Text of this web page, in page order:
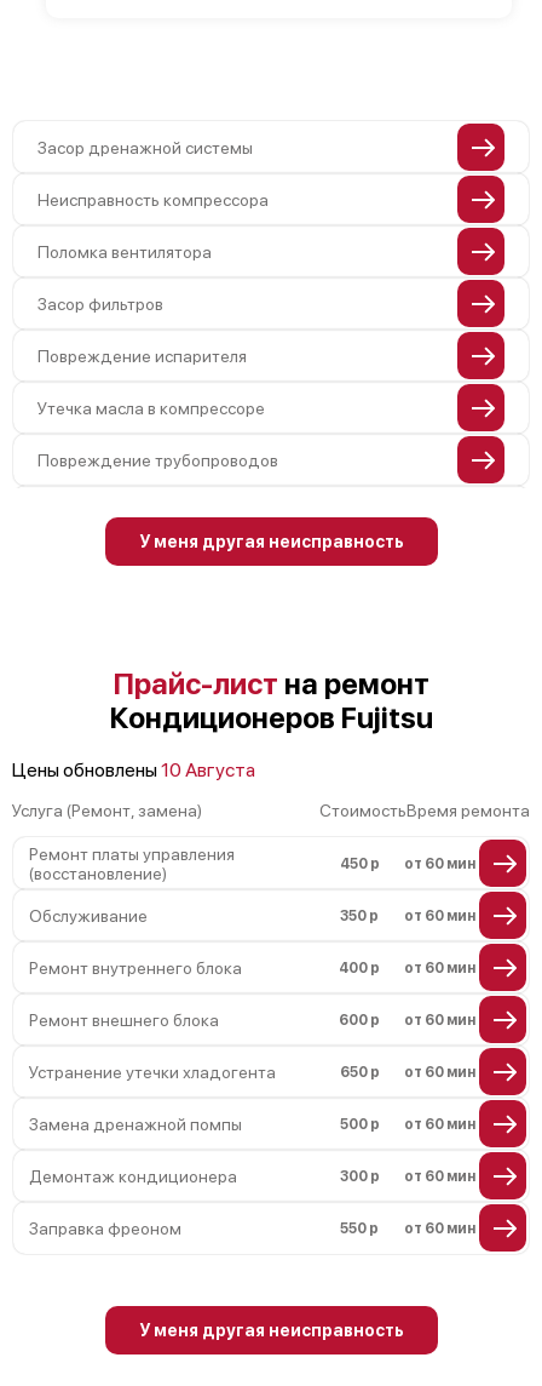
Засор дренажной системы
Неисправность компрессора
Поломка вентилятора
Засор фильтров
Повреждение испарителя
Утечка масла в компрессоре
Повреждение трубопроводов
Поломка подшипников вентилятора
У меня другая неисправность
Прайс-лист на ремонт
Кондиционеров Fujitsu
Цены обновлены10 Августа
Услуга (Ремонт, замена) СтоимостьВремя ремонта
Ремонт платы управления
(восстановление)
450 р от 60 мин
Обслуживание 350 р от 60 мин
Ремонт внутреннего блока 400 р от 60 мин
Ремонт внешнего блока 600 р от 60 мин
Устранение утечки хладогента 650 р от 60 мин
Замена дренажной помпы 500 р от 60 мин
Демонтаж кондиционера 300 р от 60 мин
Заправка фреоном 550 р от 60 мин
У меня другая неисправность